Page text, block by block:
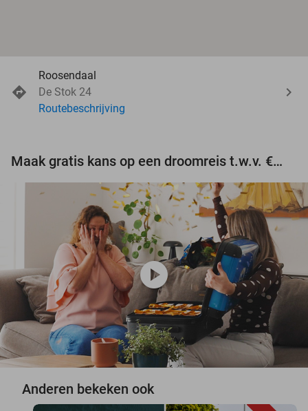
Roosendaal
De Stok 24
Routebeschrijving
Maak gratis kans op een droomreis t.w.v. €3.000!
play_circle
Anderen bekeken ook